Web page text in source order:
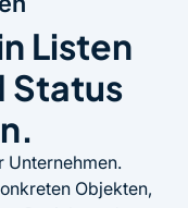
Listen
Status
Unternehmen.
Objekten,